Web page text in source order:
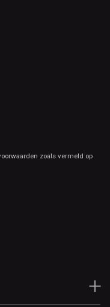
zoals vermeld op